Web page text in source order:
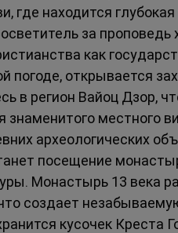
где находится
за
как
погоде, открывается
в регион Вайоц Дзор,
знаменитого местного
археологических
посещение
Монастырь 13 века
создает
кусочек Креста